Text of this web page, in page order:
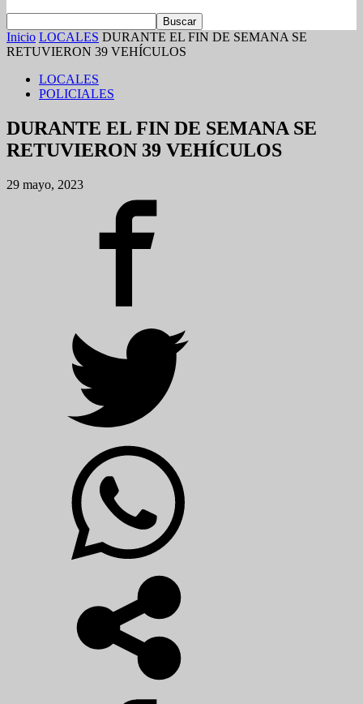
Inicio LOCALES DURANTE EL FIN DE SEMANA SE
RETUVIERON 39 VEHÍCULOS
LOCALES
POLICIALES
DURANTE EL FIN DE SEMANA SE
RETUVIERON 39 VEHÍCULOS
29 mayo, 2023